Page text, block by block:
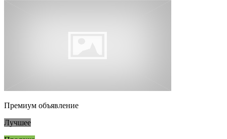
Премиум объявление
Лучшее